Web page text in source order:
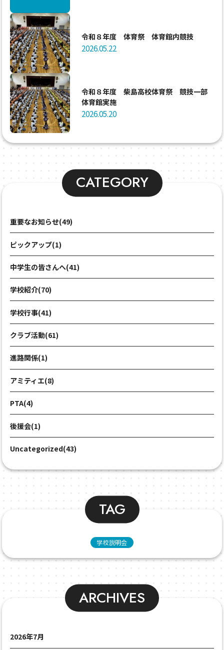
令和８年度 体育祭 体育館内競技
2026.05.22
令和８年度 柴島高校体育祭 競技一部
体育館実施
2026.05.20
CATEGORY
重要なお知らせ(49)
ピックアップ(1)
中学生の皆さんへ(41)
学校紹介(70)
学校行事(41)
クラブ活動(61)
進路関係(1)
アミティエ(8)
PTA(4)
後援会(1)
Uncategorized(43)
TAG
学校説明会
ARCHIVES
2026年7月